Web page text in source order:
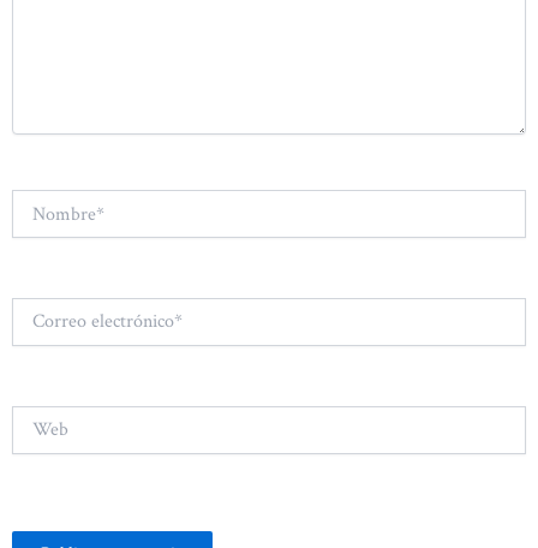
Correo
electrónico*
Web